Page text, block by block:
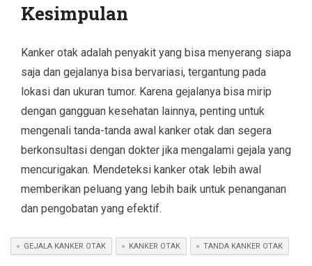
Kesimpulan
Kanker otak adalah penyakit yang bisa menyerang siapa
saja dan gejalanya bisa bervariasi, tergantung pada
lokasi dan ukuran tumor. Karena gejalanya bisa mirip
dengan gangguan kesehatan lainnya, penting untuk
mengenali tanda-tanda awal kanker otak dan segera
berkonsultasi dengan dokter jika mengalami gejala yang
mencurigakan. Mendeteksi kanker otak lebih awal
memberikan peluang yang lebih baik untuk penanganan
dan pengobatan yang efektif.
GEJALA KANKER OTAK KANKER OTAK TANDA KANKER OTAK